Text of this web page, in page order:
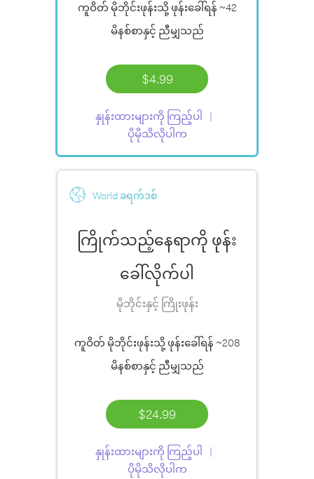
ကူဝိတ် မိုဘိုင်းဖုန်းသို့ ဖုန်းခေါ်ရန် ~42
မိနစ်စာနှင့် ညီမျှသည်
$4.99
နှုန်းထားများကို ကြည့်ပါ
ပိုမိုသိလိုပါက
World ခရက်ဒစ်
ကြိုက်သည့်နေရာကို ဖုန်း
ခေါ်လိုက်ပါ
မိုဘိုင်းနှင့် ကြိုးဖုန်း
ကူဝိတ် မိုဘိုင်းဖုန်းသို့ ဖုန်းခေါ်ရန် ~208
မိနစ်စာနှင့် ညီမျှသည်
$24.99
နှုန်းထားများကို ကြည့်ပါ
ပိုမိုသိလိုပါက